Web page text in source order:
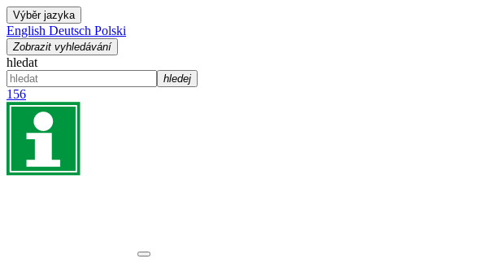
Výběr jazyka
English Deutsch Polski
Zobrazit vyhledávání
hledat
hledej
156